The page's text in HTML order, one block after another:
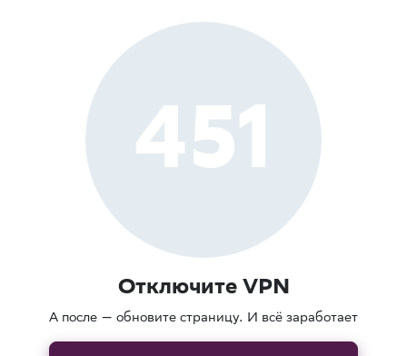
451
Отключите VPN
А после — обновите страницу. И всё заработает